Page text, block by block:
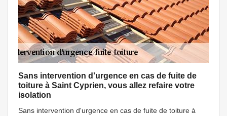
Sans intervention d'urgence en cas de fuite de
toiture à Saint Cyprien, vous allez refaire votre
isolation
Sans intervention d'urgence en cas de fuite de toiture à